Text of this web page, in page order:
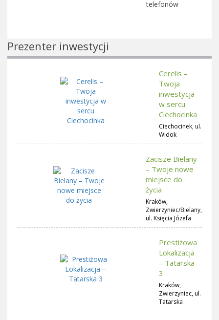
telefonów
Prezenter inwestycji
Cerelis –
Twoja
inwestycja
w sercu
Ciechocinka
Ciechocinek, ul.
Widok
Zacisze Bielany
– Twoje nowe
miejsce do
życia
Kraków,
Zwierzyniec/Bielany,
ul. Księcia Józefa
Prestiżowa
Lokalizacja
– Tatarska
3
Kraków,
Zwierzyniec, ul.
Tatarska